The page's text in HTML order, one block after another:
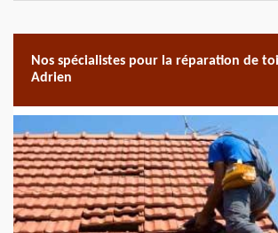
Nos spécialistes pour la réparation de
Adrien